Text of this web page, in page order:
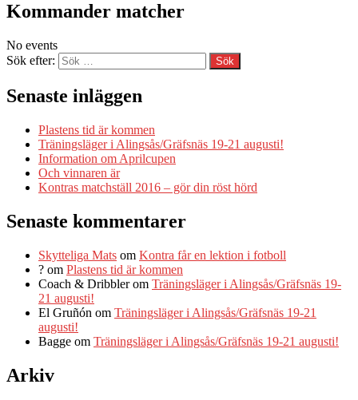
Kommander matcher
No events
Sök efter:
Senaste inläggen
Plastens tid är kommen
Träningsläger i Alingsås/Gräfsnäs 19-21 augusti!
Information om Aprilcupen
Och vinnaren är
Kontras matchställ 2016 – gör din röst hörd
Senaste kommentarer
Skytteliga Mats om Kontra får en lektion i fotboll
? om Plastens tid är kommen
Coach & Dribblerom Träningsläger i Alingsås/Gräfsnäs 19-
21 augusti!
El Gruñón om Träningsläger i Alingsås/Gräfsnäs 19-21
augusti!
Bagge om Träningsläger i Alingsås/Gräfsnäs 19-21 augusti!
Arkiv